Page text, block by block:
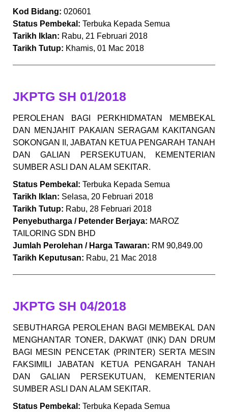
Kod Bidang: 020601
Status Pembekal: Terbuka Kepada Semua
Tarikh Iklan: Rabu, 21 Februari 2018
Tarikh Tutup: Khamis, 01 Mac 2018
JKPTG SH 01/2018
PEROLEHAN BAGI PERKHIDMATAN MEMBEKAL
DAN MENJAHIT PAKAIAN SERAGAM KAKITANGAN
SOKONGAN II, JABATAN KETUA PENGARAH TANAH
DAN GALIAN PERSEKUTUAN, KEMENTERIAN
SUMBER ASLI DAN ALAM SEKITAR.
Status Pembekal: Terbuka Kepada Semua
Tarikh Iklan: Selasa, 20 Februari 2018
Tarikh Tutup: Rabu, 28 Februari 2018
Penyebutharga / Petender Berjaya: MAROZ
TAILORING SDN BHD
Jumlah Perolehan / Harga Tawaran: RM 90,849.00
Tarikh Keputusan: Rabu, 21 Mac 2018
JKPTG SH 04/2018
SEBUTHARGA PEROLEHAN BAGI MEMBEKAL DAN
MENGHANTAR TONER, DAKWAT (INK) DAN DRUM
BAGI MESIN PENCETAK (PRINTER) SERTA MESIN
FAKSIMILI JABATAN KETUA PENGARAH TANAH
DAN GALIAN PERSEKUTUAN, KEMENTERIAN
SUMBER ASLI DAN ALAM SEKITAR.
Status Pembekal: Terbuka Kepada Semua